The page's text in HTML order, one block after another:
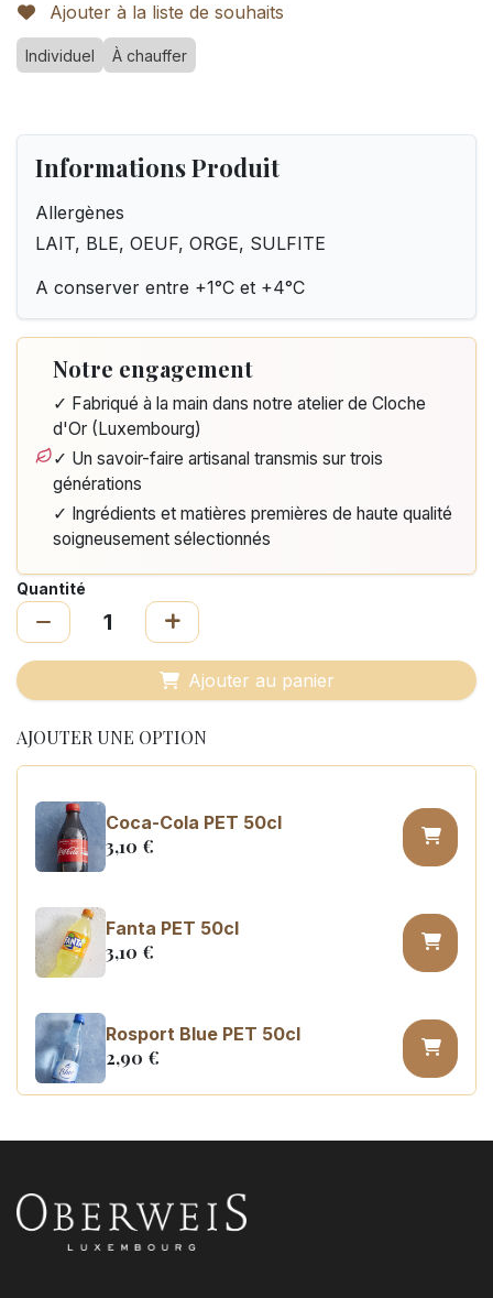
Ajouter à la liste de souhaits
Individuel À chauffer
Informations Produit
Allergènes
LAIT, BLE, OEUF, ORGE, SULFITE
A conserver entre +1°C et +4°C
Notre engagement
✓ Fabriqué à la main dans notre atelier de Cloche
d'Or (Luxembourg)
✓ Un savoir-faire artisanal transmis sur trois
générations
✓ Ingrédients et matières premières de haute qualité
soigneusement sélectionnés
Quantité
Ajouter au panier
AJOUTER UNE OPTION
Coca-Cola PET 50cl
3,10 €
Fanta PET 50cl
3,10 €
Rosport Blue PET 50cl
2,90 €